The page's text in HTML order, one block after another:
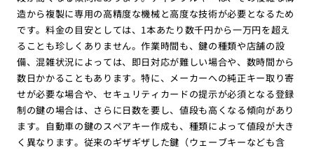
造から複製に専用の高精度な機械と高度な技術が必要となるため
です。料金の目安としては、1本あたり数千円から一万円を超え
ることも珍しくありません。作業時間も、鍵の種類や店舗の設
備、混雑状況によっては、即日対応が難しい場合や、数時間から
数日かかることもあります。特に、メーカーへの純正キー取り寄
せが必要な場合や、セキュリティカードの提示が必須となる登録
制の鍵の場合は、さらに日数を要し、値段も高くなる傾向があり
ます。自動車の鍵のスペアキー作成も、種類によって値段が大き
く異なります。従来のギザギザした鍵（ウェーブキーなども含